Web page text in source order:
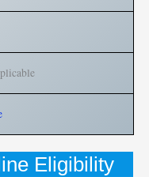
Eligibility